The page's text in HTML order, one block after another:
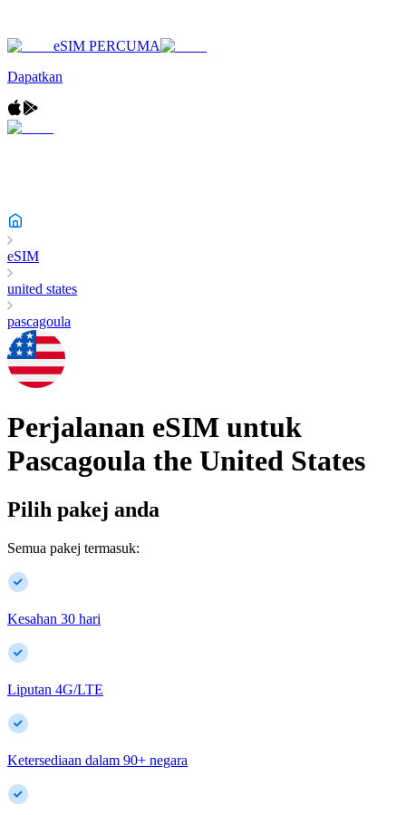
eSIM PERCUMA
Dapatkan
eSIM
united states
pascagoula
Perjalanan eSIM untuk
Pascagoula the United States
Pilih pakej anda
Semua pakej termasuk:
Kesahan 30 hari
Liputan 4G/LTE
Ketersediaan dalam 90+ negara